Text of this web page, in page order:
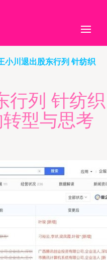
小川退出股东行列 针纺织
行列 针纺织
型与思考